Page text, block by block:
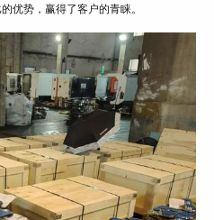
优势，赢得了客户的青睐。